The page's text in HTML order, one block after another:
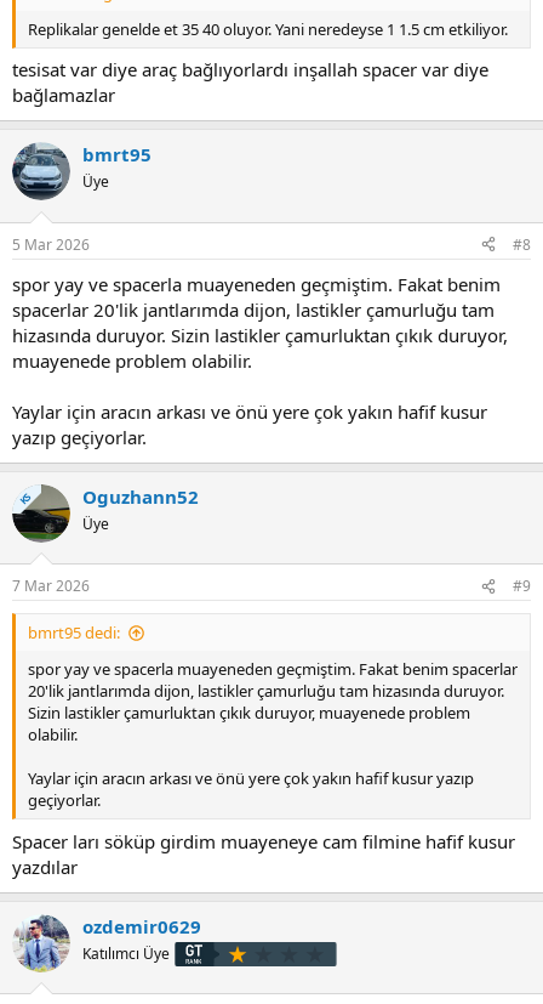
Replikalar genelde et 35 40 oluyor. Yani neredeyse 1 1.5 cm etkiliyor.
tesisat var diye araç bağlıyorlardı inşallah spacer var diye
bağlamazlar
bmrt95
Üye
5 Mar 2026 #8
spor yay ve spacerla muayeneden geçmiştim. Fakat benim
spacerlar 20'lik jantlarımda dijon, lastikler çamurluğu tam
hizasında duruyor. Sizin lastikler çamurluktan çıkık duruyor,
muayenede problem olabilir.
Yaylar için aracın arkası ve önü yere çok yakın hafif kusur
yazıp geçiyorlar.
KS Oguzhann52
Üye
7 Mar 2026 #9
bmrt95 dedi:
spor yay ve spacerla muayeneden geçmiştim. Fakat benim spacerlar
20'lik jantlarımda dijon, lastikler çamurluğu tam hizasında duruyor.
Sizin lastikler çamurluktan çıkık duruyor, muayenede problem
olabilir.
Yaylar için aracın arkası ve önü yere çok yakın hafif kusur yazıp
geçiyorlar.
Spacer ları söküp girdim muayeneye cam filmine hafif kusur
yazdılar
ozdemir0629
Katılımcı Üye